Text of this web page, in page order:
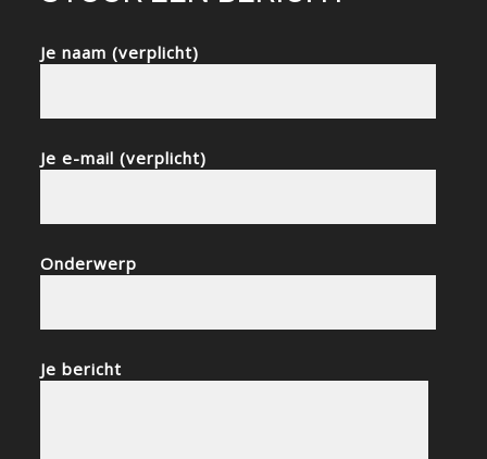
Je naam (verplicht)
Je e-mail (verplicht)
Onderwerp
Je bericht